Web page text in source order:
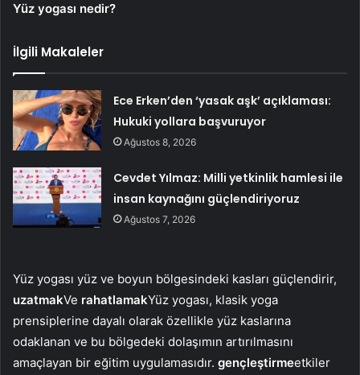
Yüz yogası nedir?
İlgili Makaleler
Ece Erken’den ‘yasak aşk’ açıklaması:
Hukuki yollara başvuruyor
Ağustos 8, 2026
Cevdet Yılmaz: Milli yetkinlik hamlesi ile
insan kaynağını güçlendiriyoruz
Ağustos 7, 2026
Yüz yogası yüz ve boyun bölgesindeki kasları güçlendirir,
uzatmakVe rahatlamakYüz yogası, klasik yoga
prensiplerine dayalı olarak özellikle yüz kaslarına
odaklanan ve bu bölgedeki dolaşımın artırılmasını
amaçlayan bir eğitim uygulamasıdır. gençleştirmeetkiler